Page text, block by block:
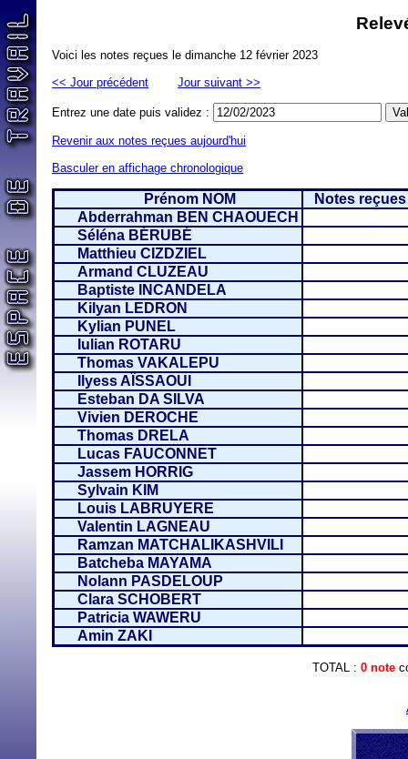
Voici les notes reçues le dimanche 12 février 2023
<< Jour précédent
Jour suivant >>
Entrez une date puis validez :
Revenir aux notes reçues aujourd'hui
Basculer en affichage chronologique
Prénom NOM
Notes
Abderrahman BEN CHAOUECH
Séléna BÉRUBÉ
Matthieu CIZDZIEL
Armand CLUZEAU
Baptiste INCANDELA
Kilyan LEDRON
Kylian PUNEL
Iulian ROTARU
Thomas VAKALEPU
Ilyess AÏSSAOUI
Esteban DA SILVA
Vivien DEROCHE
Thomas DRELA
Lucas FAUCONNET
Jassem HORRIG
Sylvain KIM
Louis LABRUYERE
Valentin LAGNEAU
Ramzan MATCHALIKASHVILI
Batcheba MAYAMA
Nolann PASDELOUP
Clara SCHOBERT
Patricia WAWERU
Amin ZAKI
TOTAL : 0 note